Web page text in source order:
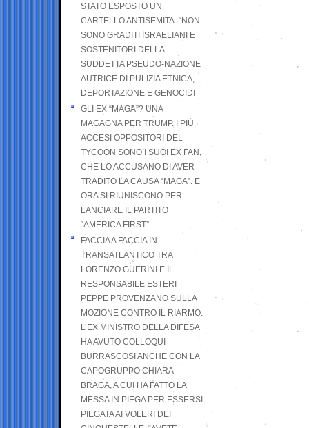
STATO ESPOSTO UN
CARTELLO ANTISEMITA: “NON
SONO GRADITI ISRAELIANI E
SOSTENITORI DELLA
SUDDETTA PSEUDO-NAZIONE
AUTRICE DI PULIZIA ETNICA,
DEPORTAZIONE E GENOCIDI
GLI EX “MAGA”? UNA
MAGAGNA PER TRUMP. I PIÙ
ACCESI OPPOSITORI DEL
TYCOON SONO I SUOI EX FAN,
CHE LO ACCUSANO DI AVER
TRADITO LA CAUSA “MAGA”. E
ORA SI RIUNISCONO PER
LANCIARE IL PARTITO
“AMERICA FIRST”
FACCIA A FACCIA IN
TRANSATLANTICO TRA
LORENZO GUERINI E IL
RESPONSABILE ESTERI
PEPPE PROVENZANO SULLA
MOZIONE CONTRO IL RIARMO.
L’EX MINISTRO DELLA DIFESA
HA AVUTO COLLOQUI
BURRASCOSI ANCHE CON LA
CAPOGRUPPO CHIARA
BRAGA, A CUI HA FATTO LA
MESSA IN PIEGA PER ESSERSI
PIEGATA AI VOLERI DEI